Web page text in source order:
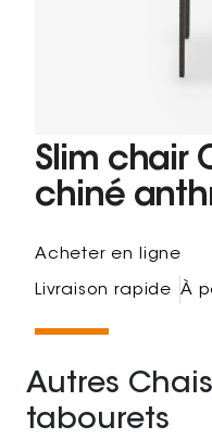
Slim chair
chiné
Acheter en ligne
Livraison rapide À
Autres
tabourets